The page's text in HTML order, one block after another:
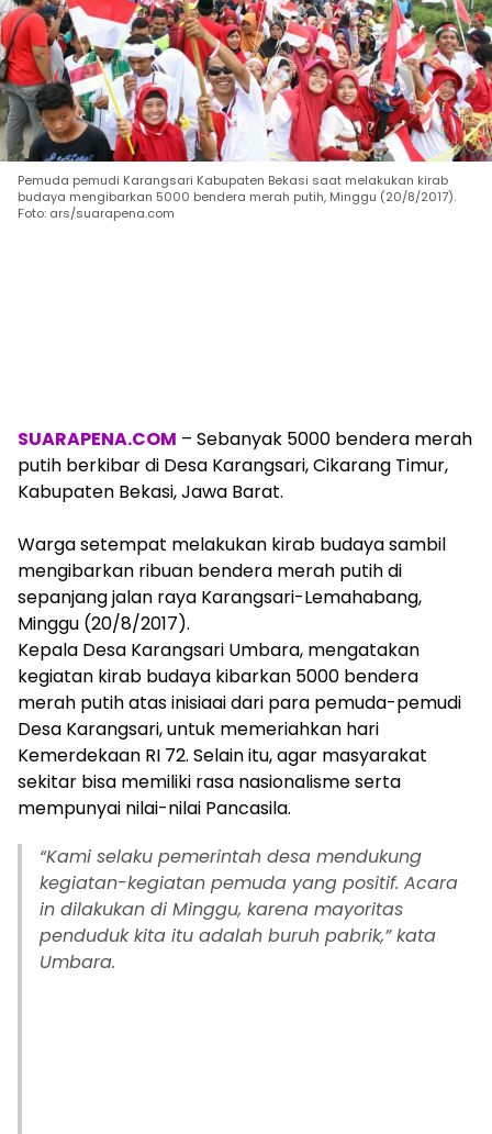
Pemuda pemudi Karangsari Kabupaten Bekasi saat melakukan kirab
budaya mengibarkan 5000 bendera merah putih, Minggu (20/8/2017).
Foto: ars/suarapena.com
SUARAPENA.COM – Sebanyak 5000 bendera merah
putih berkibar di Desa Karangsari, Cikarang Timur,
Kabupaten Bekasi, Jawa Barat.
Warga setempat melakukan kirab budaya sambil
mengibarkan ribuan bendera merah putih di
sepanjang jalan raya Karangsari-Lemahabang,
Minggu (20/8/2017).
Kepala Desa Karangsari Umbara, mengatakan
kegiatan kirab budaya kibarkan 5000 bendera
merah putih atas inisiaai dari para pemuda-pemudi
Desa Karangsari, untuk memeriahkan hari
Kemerdekaan RI 72. Selain itu, agar masyarakat
sekitar bisa memiliki rasa nasionalisme serta
mempunyai nilai-nilai Pancasila.
“Kami selaku pemerintah desa mendukung
kegiatan-kegiatan pemuda yang positif. Acara
in dilakukan di Minggu, karena mayoritas
penduduk kita itu adalah buruh pabrik,” kata
Umbara.